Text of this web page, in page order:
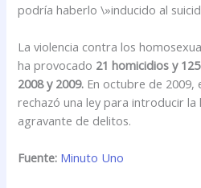
podría haberlo \»inducido al
La violencia contra los
ha provocado 21 homicidios y
2008 y 2009. En octubre de
rechazó una ley para introducir
agravante de delitos.
Fuente: Minuto Uno